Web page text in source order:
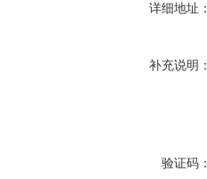
详细地址：
补充说明：
验证码：